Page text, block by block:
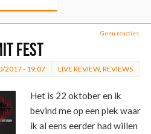
Geen reacties
Fest
2017 - 19:07 LIVE REVIEW, REVIEWS
Het is 22 oktober en ik
bevind me op een plek waar
ik al eens eerder had willen